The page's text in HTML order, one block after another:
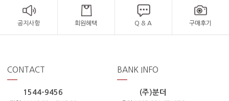
공지사항 회원혜택 Q & A 구매후기
CONTACT
1544-9456
BANK INFO
(주)분더